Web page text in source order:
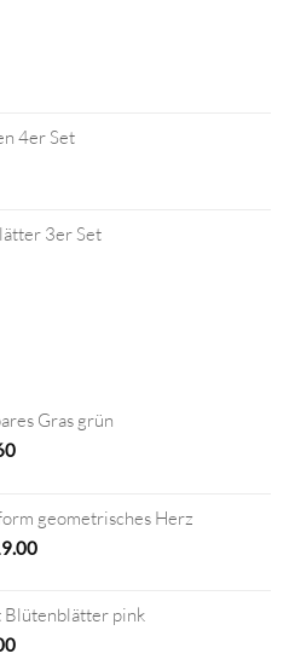
4er Set
3er Set
Gras grün
Aktueller
CHF 2.60.
geometrisches Herz
Aktueller
CHF 19.00.
Blütenblätter pink
Aktueller